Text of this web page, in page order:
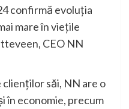
confirmă evoluția
mare în viețile
CEO NN
clienților săi, NN are o
în economie, precum